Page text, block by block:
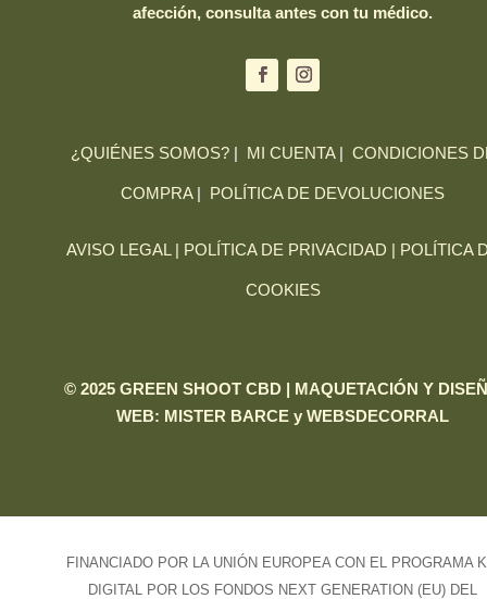
afección, consulta antes con tu médico.
¿QUIÉNES SOMOS?| MI CUENTA| CONDICIONES
COMPRA| POLÍTICA DE DEVOLUCIONES
AVISO LEGAL | POLÍTICA DE PRIVACIDAD | POLÍTICA
COOKIES
© 2025 GREEN SHOOT CBD | MAQUETACIÓN Y
WEB: MISTER BARCE y WEBSDECORRAL
FINANCIADO POR LA UNIÓN EUROPEA CON EL PROGRAMA
DIGITAL POR LOS FONDOS NEXT GENERATION (EU) DEL